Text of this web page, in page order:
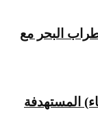
البحر مع
المستهدفة